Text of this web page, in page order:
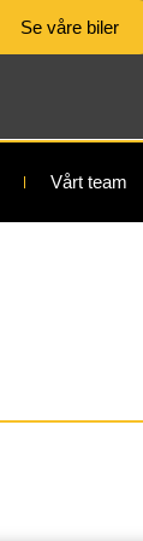
Se våre biler
Vårt team